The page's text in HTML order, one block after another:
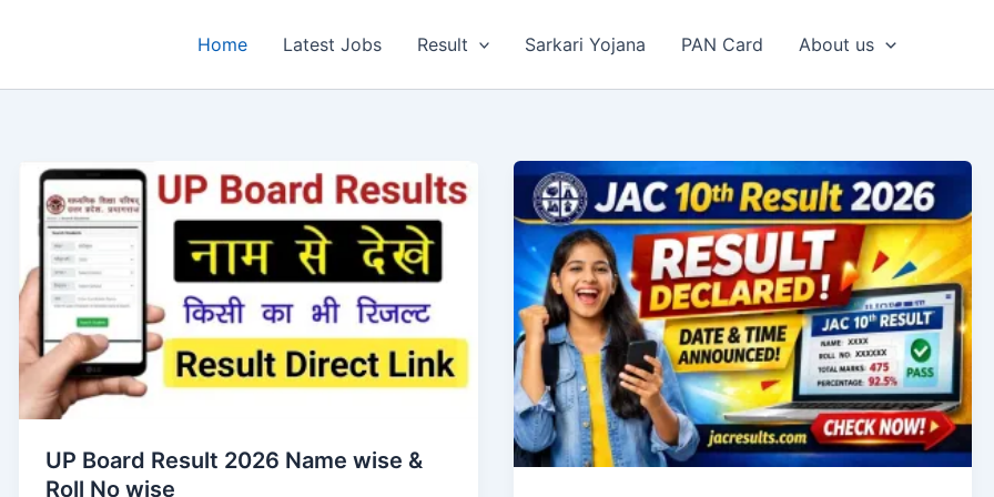
Home Latest Jobs Result Sarkari Yojana PAN Card About us
UP Board Result 2026 Name wise &
Roll No wise